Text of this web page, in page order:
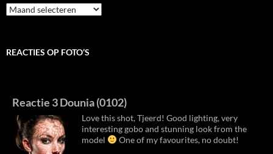
Archieven
REACTIES OP FOTO’S
Reactie 3 Dounia (0102)
Love this shot, Tjeerd! Good lighting, very
interesting gobo and stunning look from the
model
One of my favourites, no doubt!